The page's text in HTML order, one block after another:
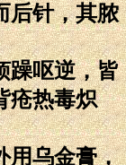
后针，其脓
躁呕逆，皆
疮热毒炽
用乌金膏，